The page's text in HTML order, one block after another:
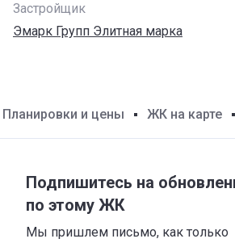
Застройщик
Эмарк Групп Элитная марка
Планировки и цены ЖК на карте
Подпишитесь на
по этому ЖК
Мы пришлем письмо, как только